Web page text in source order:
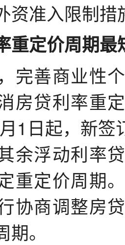
资准入限制措
重定价周期最
完善商业性
房贷利率重
1日起，新
余浮动利率
重定价周期
协商调整房
。